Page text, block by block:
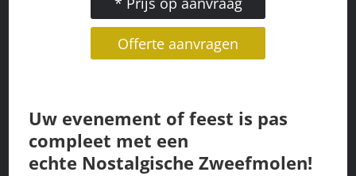
Offerte aanvragen
Uw evenement of feest is pas
compleet met een
echte Nostalgische Zweefmolen!